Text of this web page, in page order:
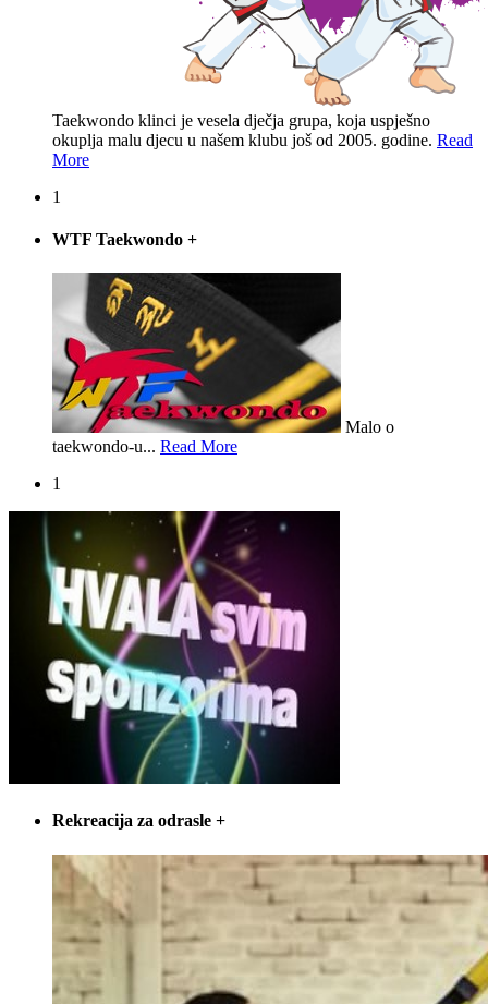
Taekwondo klinci je vesela dječja grupa, koja uspješno
okuplja malu djecu u našem klubu još od 2005. godine. Read
More
1
WTF Taekwondo +
Malo o
taekwondo-u... Read More
1
Rekreacija za odrasle +